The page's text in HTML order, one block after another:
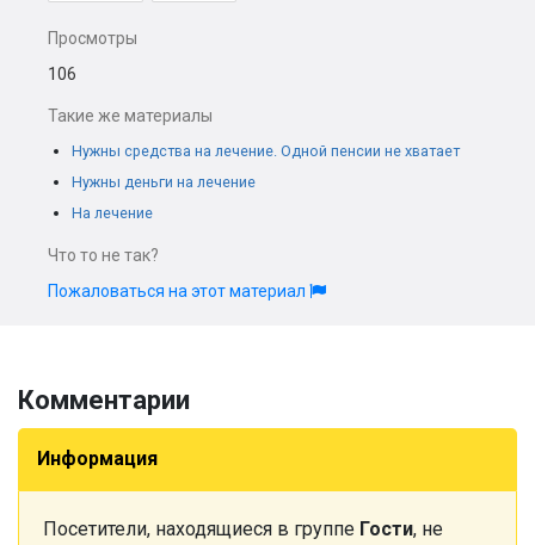
Просмотры
106
Такие же материалы
Нужны средства на лечение. Одной пенсии не хватает
Нужны деньги на лечение
На лечение
Что то не так?
Пожаловаться на этот материал
Комментарии
Информация
Посетители, находящиеся в группе Гости, не